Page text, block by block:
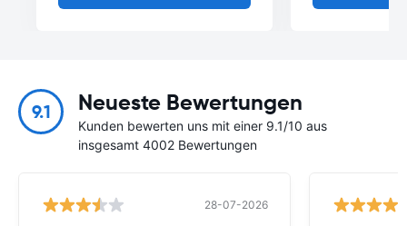
9.1 Neueste Bewertungen
Kunden bewerten uns mit einer 9.1/10 aus
insgesamt 4002 Bewertungen
28-07-2026